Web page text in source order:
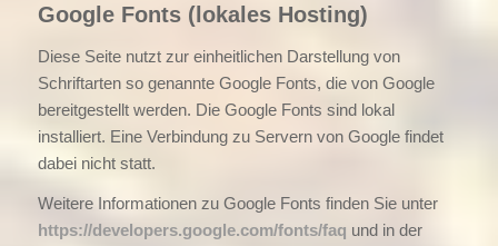
Google Fonts (lokales Hosting)
Diese Seite nutzt zur einheitlichen Darstellung von
Schriftarten so genannte Google Fonts, die von Google
bereitgestellt werden. Die Google Fonts sind lokal
installiert. Eine Verbindung zu Servern von Google findet
dabei nicht statt.
Weitere Informationen zu Google Fonts finden Sie unter
https://developers.google.com/fonts/faq und in der